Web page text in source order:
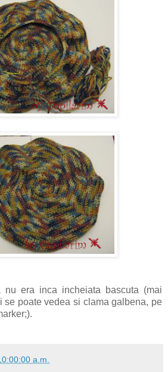
era inca incheiata bascuta (mai
se poate vedea si clama galbena, pe
a.m.